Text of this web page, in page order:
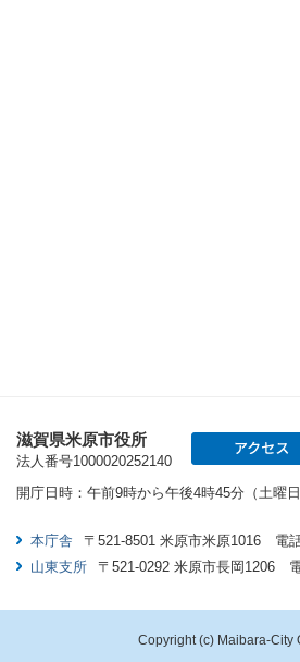
滋賀県米原市役所
法人番号1000020252140
開庁日時：午前9時から午後4時45分（土曜
本庁舎
〒521-8501 米原市米原1016 電
山東支所
〒521-0292 米原市長岡1206
Copyright (c) Maibara-City